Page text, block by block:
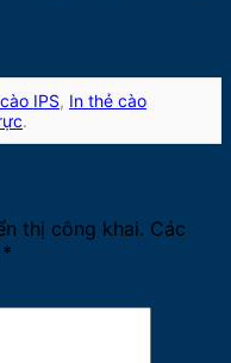
IPS, In thẻ cào
.
thị công khai. Các
*